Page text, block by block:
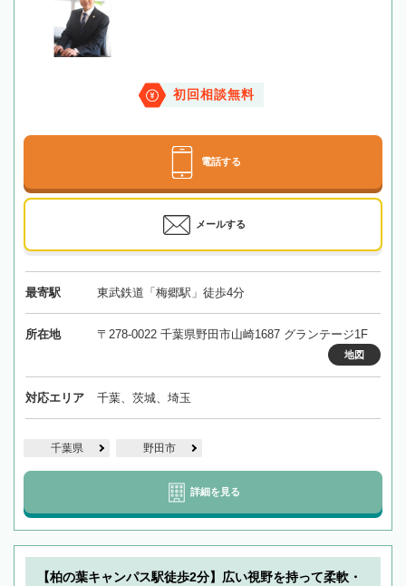
初回相談無料
電話する
メールする
最寄駅 東武鉄道「梅郷駅」徒歩4分
所在地 〒278-0022 千葉県野田市山崎1687 グランテージ1F
地図
対応エリア 千葉、茨城、埼玉
千葉県 野田市
詳細を見る
【柏の葉キャンパス駅徒歩2分】広い視野を持って柔軟・